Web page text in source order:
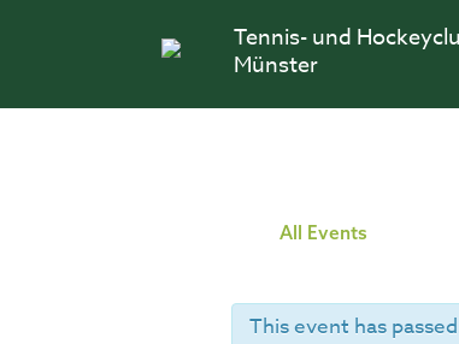
Tennis- und
Münster
All Events
This event has